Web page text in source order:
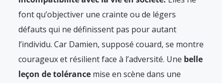
font qu’objectiver une crainte ou de légers
défauts qui ne définissent pas pour autant
l’individu. Car Damien, supposé couard, se montre
courageux et résilient face à l’adversité. Une belle
leçon de tolérance mise en scène dans une